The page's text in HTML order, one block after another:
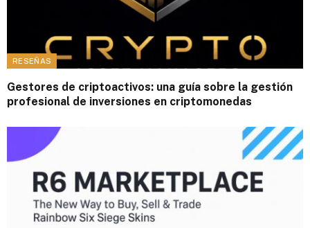
RESEÑAS
Gestores de criptoactivos: una guía sobre la gestión
profesional de inversiones en criptomonedas